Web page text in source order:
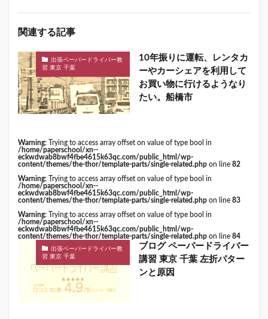
関連する記事
出張ペーパードライバー教
習 東京 千葉
10年振りに運転、レンタカ
ーやカーシェアを利用して
お買い物に行けるようなり
たい。船橋市
Warning: Trying to access array offset on value of type bool in
/home/paperschool/xn--
eckwdwab8bwf4fbe4615k63qc.com/public_html/wp-
content/themes/the-thor/template-parts/single-related.php on line 82
Warning: Trying to access array offset on value of type bool in
/home/paperschool/xn--
eckwdwab8bwf4fbe4615k63qc.com/public_html/wp-
content/themes/the-thor/template-parts/single-related.php on line 83
Warning: Trying to access array offset on value of type bool in
/home/paperschool/xn--
eckwdwab8bwf4fbe4615k63qc.com/public_html/wp-
content/themes/the-thor/template-parts/single-related.php on line 84
出張ペーパードライバー教
習 東京 千葉
ブログ ペーパードライバー
講習 東京 千葉 左折パター
ンと原因